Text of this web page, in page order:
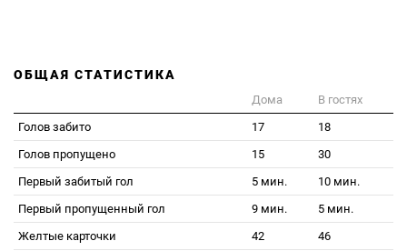
ОБЩАЯ СТАТИСТИКА
Дома
В гостях
Голов забито
17
18
Голов пропущено
15
30
Первый забитый гол
5 мин.
10 мин.
Первый пропущенный гол
9 мин.
5 мин.
Желтые карточки
42
46